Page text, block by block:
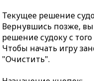
Текущее решение
Вернувшись позже,
решение судоку с
Чтобы начать игру
"Очистить".